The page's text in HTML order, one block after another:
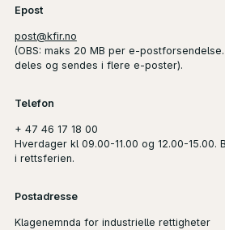
Epost
post@kfir.no
(OBS: maks 20 MB per e-
deles og sendes i flere e-poster).
Telefon
+ 47 46 17 18 00
Hverdager kl 09.00-11.00 og 12.00-15.00.
i rettsferien.
Postadresse
Klagenemnda for industrielle rettigheter